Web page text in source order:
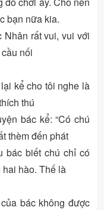
bạn nữa kia.
rất vui, vui với
nối
kể cho tôi nghe là
thú
bác kể: “Có chú
thèm đến phát
bác biết chú chỉ có
hào. Thế là
bác không được